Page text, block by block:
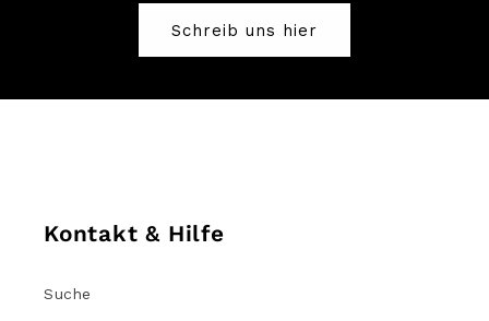
Schreib uns hier
Kontakt & Hilfe
Suche